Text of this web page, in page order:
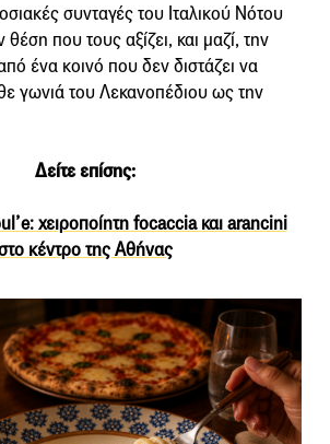
συνταγές του Ιταλικού Νότου
που τους αξίζει, και μαζί, την
ένα κοινό που δεν διστάζει να
γωνιά του Λεκανοπέδιου ως την
Δείτε επίσης:
χειροποίητη focaccia και arancini
κέντρο της Αθήνας